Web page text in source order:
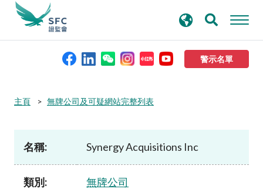
警示名單
本會簡介
規則及標準
尋
主頁 無牌公司及可疑網站完整列表
名稱: Synergy Acquisitions Inc
類別: 無牌公司